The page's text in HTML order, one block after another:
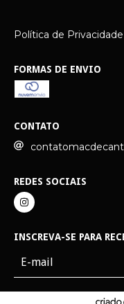
Política de Privacidade
FORMAS DE ENVIO
CONTATO
REDES SOCIAIS
INSCREVA-SE PARA